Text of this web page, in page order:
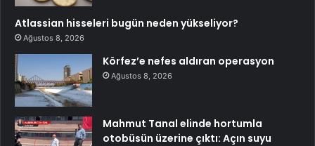
Atlassian hisseleri bugün neden yükseliyor?
Ağustos 8, 2026
Körfez’e nefes aldıran operasyon
Ağustos 8, 2026
Mahmut Tanal elinde hortumla
otobüsün üzerine çıktı: Açın suyu